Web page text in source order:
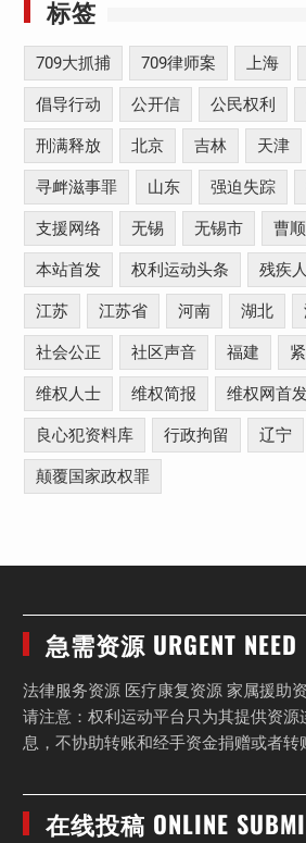
标签
709大抓捕 709律师案 上海
倡导行动 公开信 公民权利
刑满释放 北京 吉林 天津
寻衅滋事罪 山东 强迫失踪
支援网络 无锡 无锡市 曹
本站首发 权利运动头条 残疾人
江苏 江苏省 河南 湖北
社会公正 社区声音 福建
维权人士 维权简报 维权网首
良心犯资料库 行政拘留 辽宁
颠覆国家政权罪
急需资源 URGENT NEED
法律服务资源 医疗康复资源 家属援助
请注意：权利运动平台只为其提供资源
息，不协助转账和经手资金捐赠或者转
在线投稿 ONLINE